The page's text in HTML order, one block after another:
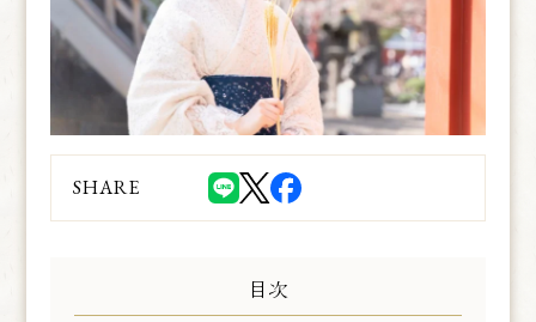
SHARE
目次